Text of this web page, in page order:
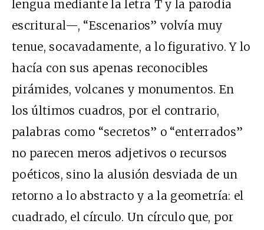
lengua mediante la letra T y la parodia
escritural—, “Escenarios” volvía muy
tenue, socavadamente, a lo figurativo. Y lo
hacía con sus apenas reconocibles
pirámides, volcanes y monumentos. En
los últimos cuadros, por el contrario,
palabras como “secretos” o “enterrados”
no parecen meros adjetivos o recursos
poéticos, sino la alusión desviada de un
retorno a lo abstracto y a la geometría: el
cuadrado, el círculo. Un círculo que, por